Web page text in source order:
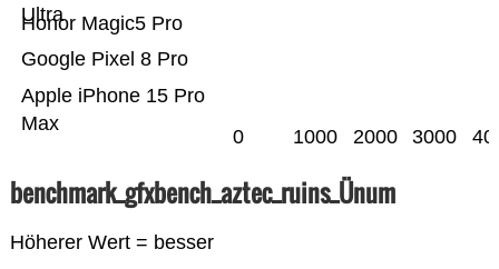
Apple iPhone 15 Pro
Max
Google Pixel 8 Pro
Honor Magic5 Pro
Ultra
0 1000 2000 3000
benchmark_gfxbench_aztec_ruins_Ünum
Höherer Wert = besser